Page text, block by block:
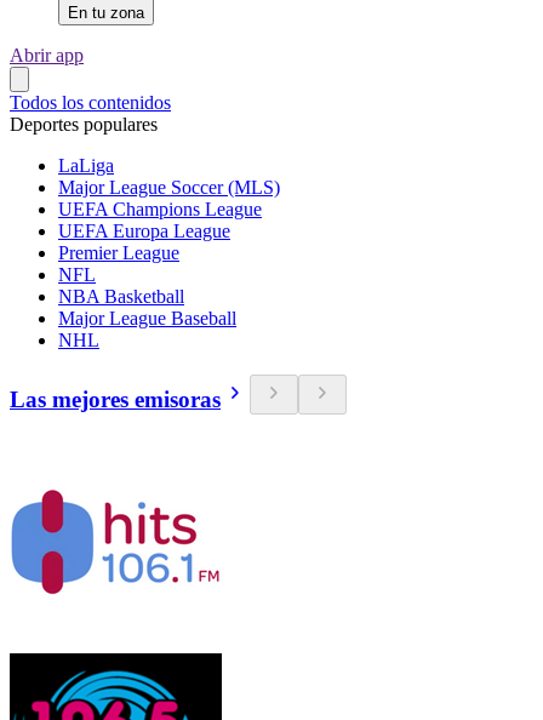
En tu zona
Abrir app
Todos los contenidos
Deportes populares
LaLiga
Major League Soccer (MLS)
UEFA Champions League
UEFA Europa League
Premier League
NFL
NBA Basketball
Major League Baseball
NHL
Las mejores emisoras